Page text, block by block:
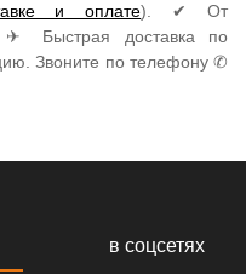
и оплате). ✔ От
✈ Быстрая доставка по
Звоните по телефону ✆
в соцсетях